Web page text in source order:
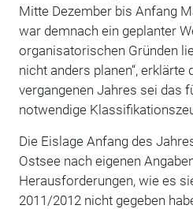
Mitte Dezember bis Anfang
war demnach ein geplanter
organisatorischen Gründen
nicht anders planen“, erklärte
vergangenen Jahres sei das
notwendige
Die Eislage Anfang des
Ostsee nach eigenen
Herausforderungen, wie es
2011/2012 nicht gegeben